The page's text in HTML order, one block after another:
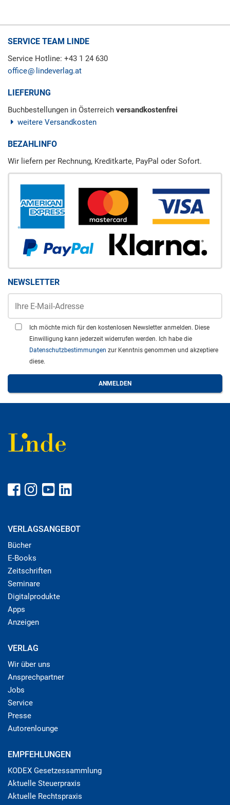
SERVICE TEAM LINDE
Service Hotline: +43 1 24 630
office
lindeverlag.at
LIEFERUNG
Buchbestellungen in Österreich versandkostenfrei
weitere Versandkosten
BEZAHLINFO
Wir liefern per Rechnung, Kreditkarte, PayPal oder Sofort.
NEWSLETTER
Ich möchte mich für den kostenlosen Newsletter anmelden. Diese
Einwilligung kann jederzeit widerrufen werden. Ich habe die
Datenschutzbestimmungen zur Kenntnis genommen und akzeptiere
diese.
VERLAGSANGEBOT
Bücher
E-Books
Zeitschriften
Seminare
Digitalprodukte
Apps
Anzeigen
VERLAG
Wir über uns
Ansprechpartner
Jobs
Service
Presse
Autorenlounge
EMPFEHLUNGEN
KODEX Gesetzessammlung
Aktuelle Steuerpraxis
Aktuelle Rechtspraxis